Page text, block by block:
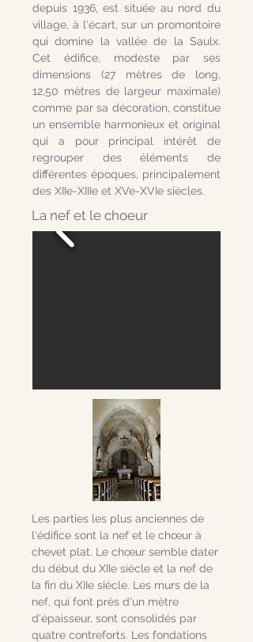
depuis 1936, est située au nord du
village, à l'écart, sur un promontoire
qui domine la vallée de la Saulx.
Cet édifice, modeste par ses
dimensions (27 mètres de long,
12,50 mètres de largeur maximale)
comme par sa décoration, constitue
un ensemble harmonieux et original
qui a pour principal intérêt de
regrouper des éléments de
différentes époques, principalement
des XIIe-XIIIe et XVe-XVIe siècles.
La nef et le choeur
Les parties les plus anciennes de
l'édifice sont la nef et le chœur à
chevet plat. Le chœur semble dater
du début du XIIe siècle et la nef de
la fin du XIIe siècle. Les murs de la
nef, qui font près d'un mètre
d'épaisseur, sont consolidés par
quatre contreforts. Les fondations